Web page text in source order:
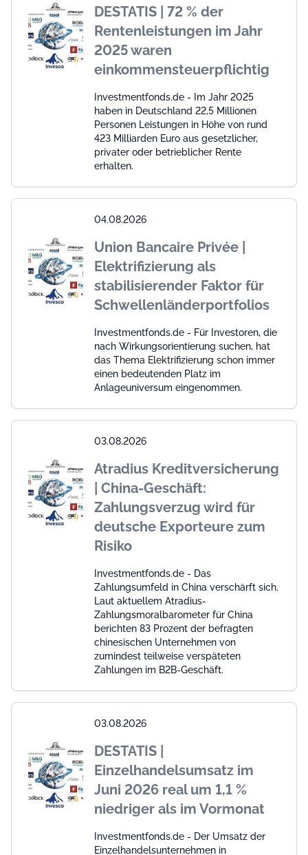
DESTATIS | 72 % der
Rentenleistungen im Jahr
2025 waren
einkommensteuerpflichtig
Investmentfonds.de - Im Jahr 2025
haben in Deutschland 22,5 Millionen
Personen Leistungen in Höhe von rund
423 Milliarden Euro aus gesetzlicher,
privater oder betrieblicher Rente
erhalten.
04.08.2026
Union Bancaire Privée |
Elektrifizierung als
stabilisierender Faktor für
Schwellenländerportfolios
Investmentfonds.de - Für Investoren, die
nach Wirkungsorientierung suchen, hat
das Thema Elektrifizierung schon immer
einen bedeutenden Platz im
Anlageuniversum eingenommen.
03.08.2026
Atradius Kreditversicherung
| China-Geschäft:
Zahlungsverzug wird für
deutsche Exporteure zum
Risiko
Investmentfonds.de - Das
Zahlungsumfeld in China verschärft sich.
Laut aktuellem Atradius-
Zahlungsmoralbarometer für China
berichten 83 Prozent der befragten
chinesischen Unternehmen von
zumindest teilweise verspäteten
Zahlungen im B2B-Geschäft.
03.08.2026
DESTATIS |
Einzelhandelsumsatz im
Juni 2026 real um 1,1 %
niedriger als im Vormonat
Investmentfonds.de - Der Umsatz der
Einzelhandelsunternehmen in